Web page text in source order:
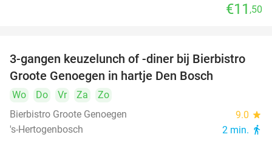
€11 ,50
41%
3-gangen keuzelunch of -diner bij Bierbistro
Groote Genoegen in hartje Den Bosch
Wo Do Vr Za
Zo
Bierbistro Groote Genoegen
9.0 star
's-Hertogenbosch 2 min. directions_walk